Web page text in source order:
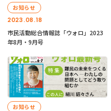
2023.08.18
お知らせ
市民活動総合情報誌「ウォロ」2023
年8月・9月号
お知らせ